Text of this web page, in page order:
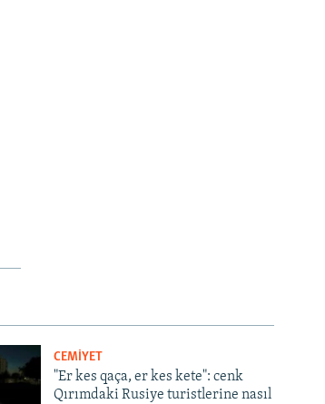
CEMİYET
"Er kes qaça, er kes kete": cenk
Qırımdaki Rusiye turistlerine nasıl